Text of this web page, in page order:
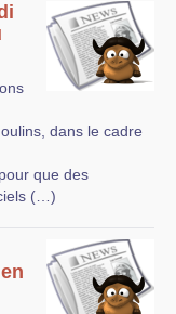
dans le cadre
que des
(…)